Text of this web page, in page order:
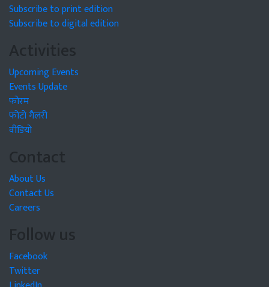
Subscribe to print edition
Subscribe to digital edition
Activities
Upcoming Events
Events Update
फोरम
फोटो गैलरी
वीडियो
Contact
About Us
Contact Us
Careers
Follow us
Facebook
Twitter